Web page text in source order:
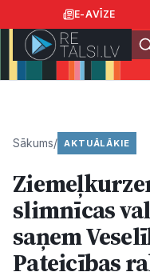
E-AVĪZE
Sākums/ AKTUĀLĀKIE
slimnīcas
saņem
Pateicības